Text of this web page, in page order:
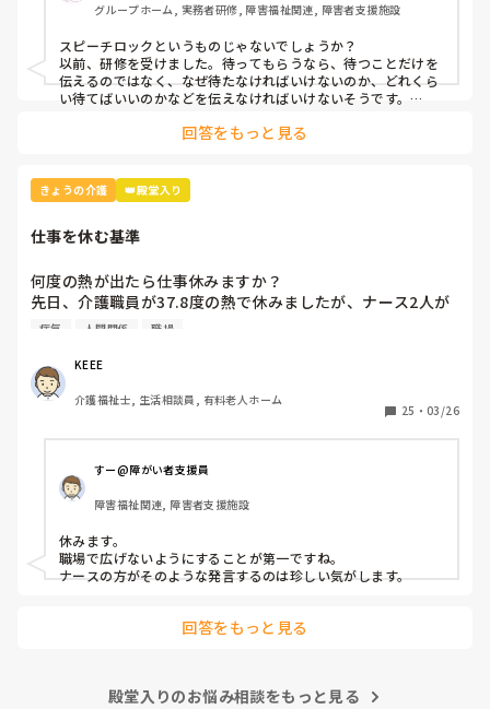
グループホーム, 実務者研修, 障害福祉関連, 障害者支援施設
スピーチロックというものじゃないでしょうか？
以前、研修を受けました。待ってもらうなら、待つことだけを
伝えるのではなく、なぜ待たなければいけないのか、どれくら
い待てばいいのかなどを伝えなければいけないそうです。
回答をもっと見る
きょうの介護 👑殿堂入り
仕事を休む基準
何度の熱が出たら仕事休みますか？
先日、介護職員が37.8度の熱で休みましたが、ナース2人が
「37.8度くらいで休む？私なら休まない。甘えよね」等、会
熱が低く微熱でもしんどいので)
皆さんの意見が聞きたいです。
病気 人間関係 職場
KEEE
介護福祉士, 生活相談員, 有料老人ホーム
25 ・ 03/26
すー@障がい者支援員
障害福祉関連, 障害者支援施設
休みます。
職場で広げないようにすることが第一ですね。
ナースの方がそのような発言するのは珍しい気がします。
回答をもっと見る
殿堂入りのお悩み相談をもっと見る